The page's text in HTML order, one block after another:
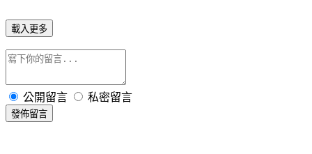
載入更多
公開留言 私密留言
發佈留言